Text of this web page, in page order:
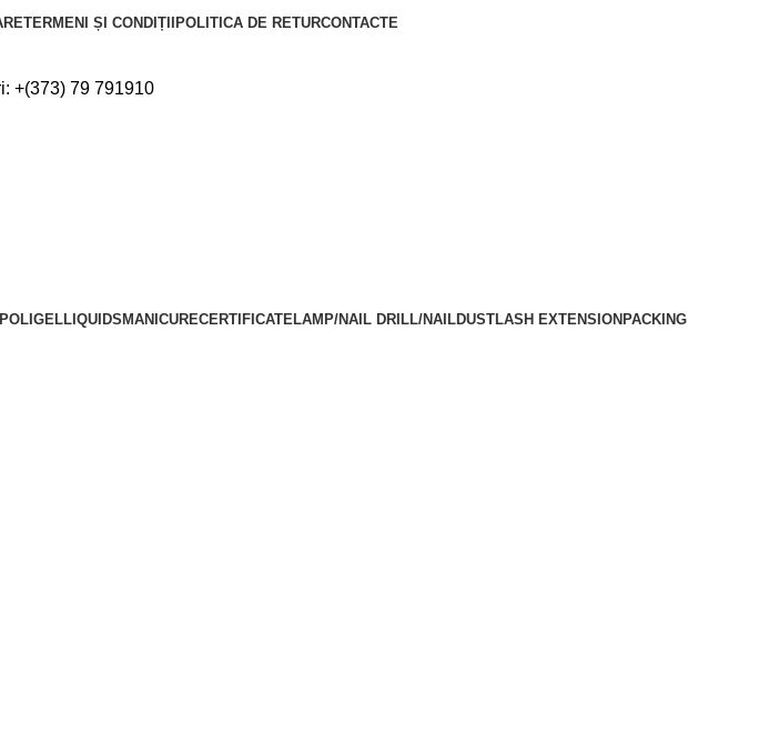
TERMENI ȘI CONDIȚII POLITICA DE RETURCONTACTE
+(373) 79 791910
POLIGELLIQUIDS MANICURECERTIFICATELAMP/NAIL DRILL/NAILDUSTLASH EXTENSION PACKING